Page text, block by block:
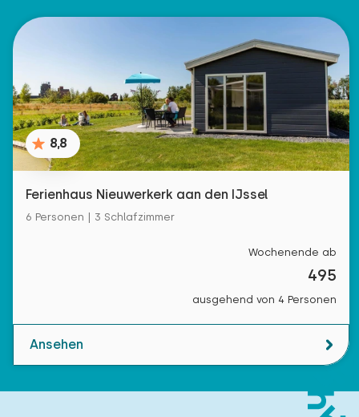
8,8
Ferienhaus Nieuwerkerk aan den IJssel
6 Personen | 3 Schlafzimmer
Wochenende ab
495
ausgehend von 4 Personen
Ansehen